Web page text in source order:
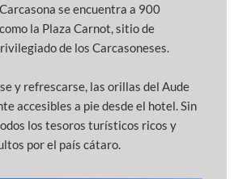
se encuentra a 900
la Plaza Carnot, sitio de
de los Carcasoneses.
y refrescarse, las orillas del Aude
accesibles a pie desde el hotel. Sin
los tesoros turísticos ricos y
por el país cátaro.